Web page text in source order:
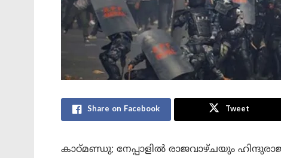
Share on Facebook Tweet
കാഠ്മണ്ഡു; നേപ്പാളിൽ രാജവാഴ്ചയും